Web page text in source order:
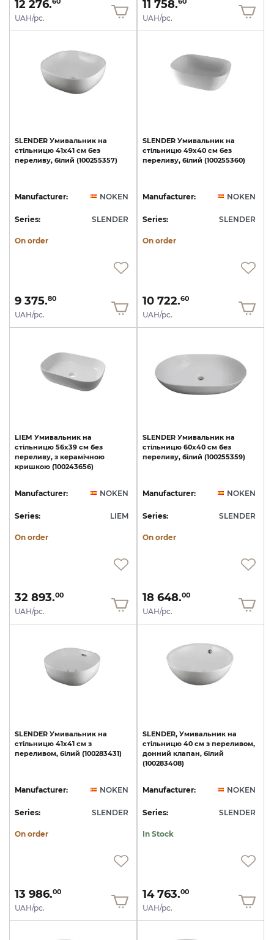
12 276.60
UAH/pc.
11 758.60
UAH/pc.
SLENDER Умивальник на
стільницю 41x41 см без
переливу, білий (100255357)
Manufacturer: NOKEN
Series: SLENDER
On order
9 375.80
UAH/pc.
SLENDER Умивальник на
стільницю 49x40 см без
переливу, білий (100255360)
Manufacturer: NOKEN
Series: SLENDER
On order
10 722.60
UAH/pc.
LIEM Умивальник на
стільницю 56x39 см без
переливу, з керамічною
кришкою (100243656)
Manufacturer: NOKEN
Series: LIEM
On order
32 893.00
UAH/pc.
SLENDER Умивальник на
стільницю 60х40 см без
переливу, білий (100255359)
Manufacturer: NOKEN
Series: SLENDER
On order
18 648.00
UAH/pc.
SLENDER Умивальник на
стільницю 41x41 см з
переливом, білий (100283431)
Manufacturer: NOKEN
Series: SLENDER
On order
13 986.00
UAH/pc.
SLENDER, Умивальник на
стільницю 40 см з переливом,
донний клапан, білий
(100283408)
Manufacturer: NOKEN
Series: SLENDER
In Stock
14 763.00
UAH/pc.